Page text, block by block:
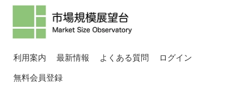
利用案内 最新情報 よくある質問
ログイン
無料会員登録